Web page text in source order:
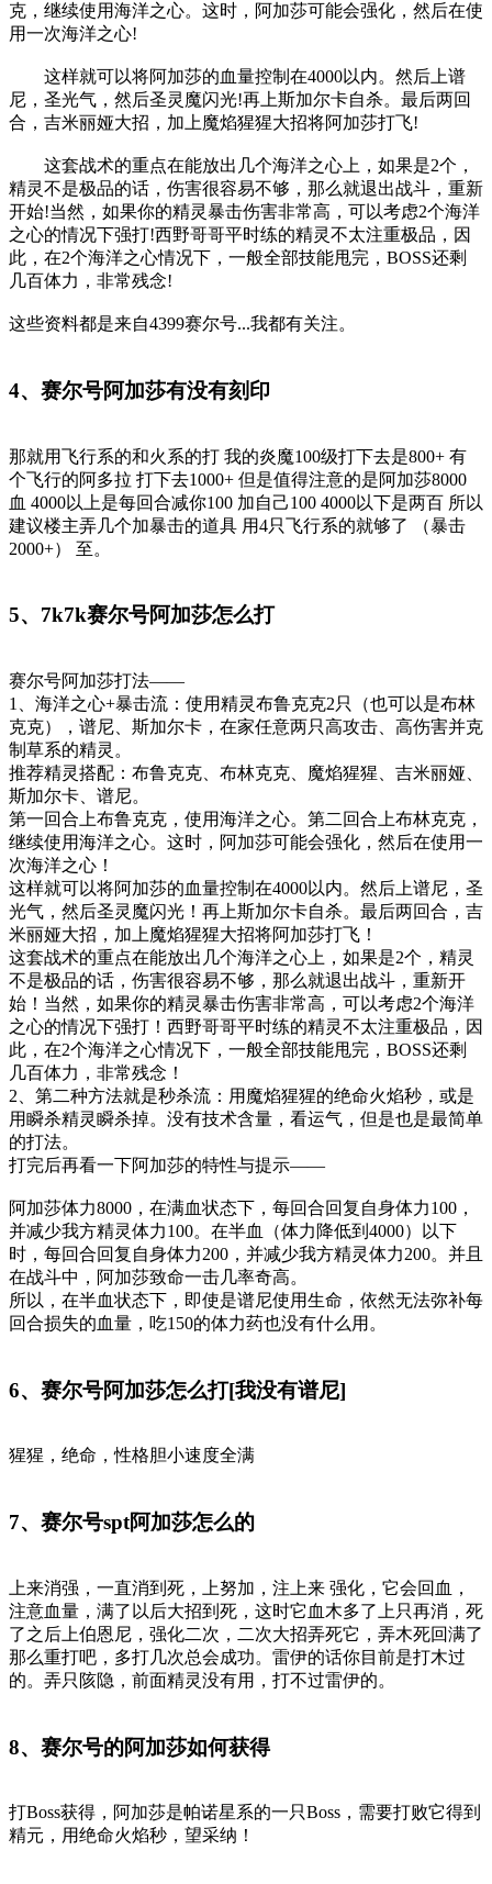
克，继续使用海洋之心。这时，阿加莎可能会强化，然后在使
用一次海洋之心!
这样就可以将阿加莎的血量控制在4000以内。然后上谱
尼，圣光气，然后圣灵魔闪光!再上斯加尔卡自杀。最后两回
合，吉米丽娅大招，加上魔焰猩猩大招将阿加莎打飞!
这套战术的重点在能放出几个海洋之心上，如果是2个，
精灵不是极品的话，伤害很容易不够，那么就退出战斗，重新
开始!当然，如果你的精灵暴击伤害非常高，可以考虑2个海洋
之心的情况下强打!西野哥哥平时练的精灵不太注重极品，因
此，在2个海洋之心情况下，一般全部技能甩完，BOSS还剩
几百体力，非常残念!
这些资料都是来自4399赛尔号...我都有关注。
4、赛尔号阿加莎有没有刻印
那就用飞行系的和火系的打 我的炎魔100级打下去是800+ 有
个飞行的阿多拉 打下去1000+ 但是值得注意的是阿加莎8000
血 4000以上是每回合减你100 加自己100 4000以下是两百 所以
建议楼主弄几个加暴击的道具 用4只飞行系的就够了 （暴击
2000+） 至。
5、7k7k赛尔号阿加莎怎么打
赛尔号阿加莎打法——
1、海洋之心+暴击流：使用精灵布鲁克克2只（也可以是布林
克克），谱尼、斯加尔卡，在家任意两只高攻击、高伤害并克
制草系的精灵。
推荐精灵搭配：布鲁克克、布林克克、魔焰猩猩、吉米丽娅、
斯加尔卡、谱尼。
第一回合上布鲁克克，使用海洋之心。第二回合上布林克克，
继续使用海洋之心。这时，阿加莎可能会强化，然后在使用一
次海洋之心！
这样就可以将阿加莎的血量控制在4000以内。然后上谱尼，圣
光气，然后圣灵魔闪光！再上斯加尔卡自杀。最后两回合，吉
米丽娅大招，加上魔焰猩猩大招将阿加莎打飞！
这套战术的重点在能放出几个海洋之心上，如果是2个，精灵
不是极品的话，伤害很容易不够，那么就退出战斗，重新开
始！当然，如果你的精灵暴击伤害非常高，可以考虑2个海洋
之心的情况下强打！西野哥哥平时练的精灵不太注重极品，因
此，在2个海洋之心情况下，一般全部技能甩完，BOSS还剩
几百体力，非常残念！
2、第二种方法就是秒杀流：用魔焰猩猩的绝命火焰秒，或是
用瞬杀精灵瞬杀掉。没有技术含量，看运气，但是也是最简单
的打法。
打完后再看一下阿加莎的特性与提示——
阿加莎体力8000，在满血状态下，每回合回复自身体力100，
并减少我方精灵体力100。在半血（体力降低到4000）以下
时，每回合回复自身体力200，并减少我方精灵体力200。并且
在战斗中，阿加莎致命一击几率奇高。
所以，在半血状态下，即使是谱尼使用生命，依然无法弥补每
回合损失的血量，吃150的体力药也没有什么用。
6、赛尔号阿加莎怎么打[我没有谱尼]
猩猩，绝命，性格胆小速度全满
7、赛尔号spt阿加莎怎么的
上来消强，一直消到死，上努加，注上来 强化，它会回血，
注意血量，满了以后大招到死，这时它血木多了上只再消，死
了之后上伯恩尼，强化二次，二次大招弄死它，弄木死回满了
那么重打吧，多打几次总会成功。雷伊的话你目前是打木过
的。弄只陔隐，前面精灵没有用，打不过雷伊的。
8、赛尔号的阿加莎如何获得
打Boss获得，阿加莎是帕诺星系的一只Boss，需要打败它得到
精元，用绝命火焰秒，望采纳！